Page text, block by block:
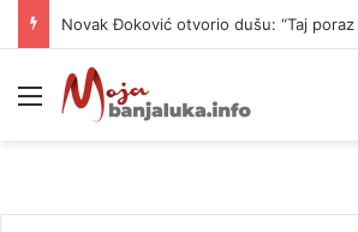
Novak Đoković otvorio dušu: “Taj
Meni